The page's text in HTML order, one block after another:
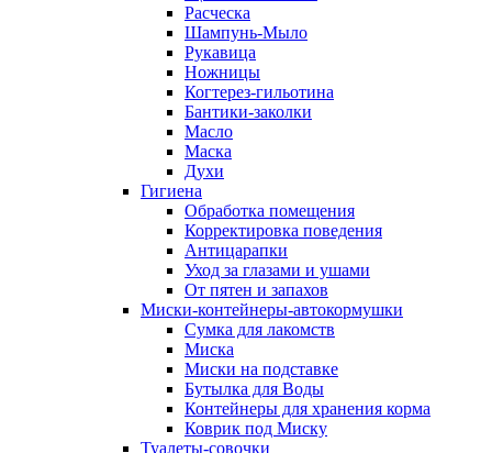
Расческа
Шампунь-Мыло
Рукавица
Ножницы
Когтерез-гильотина
Бантики-заколки
Масло
Маска
Духи
Гигиена
Обработка помещения
Корректировка поведения
Антицарапки
Уход за глазами и ушами
От пятен и запахов
Миски-контейнеры-автокормушки
Сумка для лакомств
Миска
Миски на подставке
Бутылка для Воды
Контейнеры для хранения корма
Коврик под Миску
Туалеты-совочки